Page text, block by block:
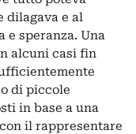
dilagava e al
speranza. Una
alcuni casi fin
di piccole
in base a una
il rappresentare